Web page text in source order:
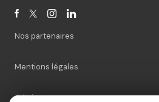
Nos partenaires
Mentions légales
Admin